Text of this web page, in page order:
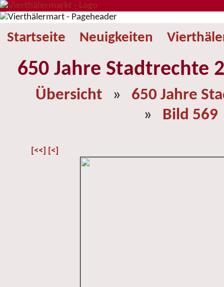
Startseite Neuigkeiten
650 Jahre Stadtrechte
Übersicht » 650 Jahre
» Bild 569
[<<] [<]